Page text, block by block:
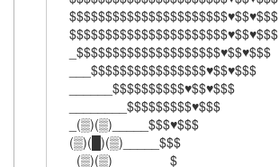
$$$$$$$$$$$$$$$$$$$$$$♥$$♥$$$
$$$$$$$$$$$$$$$$$$$$$$♥$$♥$$$
_$$$$$$$$$$$$$$$$$$$$♥$$♥$$$
___$$$$$$$$$$$$$$$$♥$$♥$$$
______$$$$$$$$$$♥$$♥$$$
________$$$$$$$$$♥$$$
_(▒)(▒)_____$$$♥$$$
(▒)(█)(▒)_____$$$
_(▒)(▒)________$